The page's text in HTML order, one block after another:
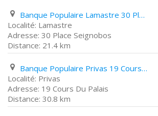
Banque Populaire Lamastre 30 Place Seignobos
Lamastre
30 Place Seignobos
21.4 km
Banque Populaire Privas 19 Cours Du Palais
Privas
19 Cours Du Palais
30.8 km